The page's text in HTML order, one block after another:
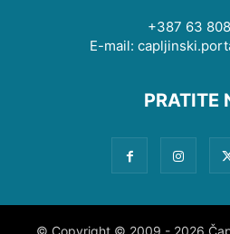
+387 63
E-mail:
PRATITE